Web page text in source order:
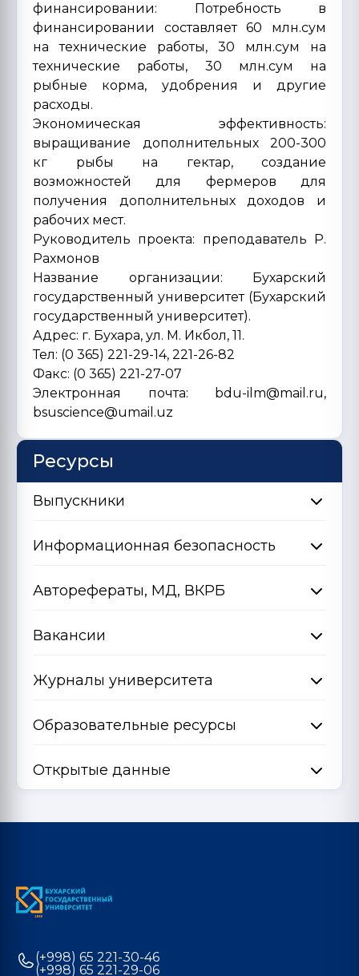
финансировании: Потребность в
финансировании составляет 60 млн.сум
на технические работы, 30 млн.сум на
технические работы, 30 млн.сум на
рыбные корма, удобрения и другие
расходы.
Экономическая эффективность:
выращивание дополнительных 200-300
кг рыбы на гектар, создание
возможностей для фермеров для
получения дополнительных доходов и
рабочих мест.
Руководитель проекта: преподаватель Р.
Рахмонов
Название организации: Бухарский
государственный университет (Бухарский
государственный университет).
Адрес: г. Бухара, ул. М. Икбол, 11.
Тел: (0 365) 221-29-14, 221-26-82
Факс: (0 365) 221-27-07
Электронная почта: bdu-ilm@mail.ru,
bsuscience@umail.uz
Ресурсы
Выпускники
Информационная безопасность
Авторефераты, МД, ВКРБ
Вакансии
Журналы университета
Образовательные ресурсы
Открытые данные
(+998) 65 221-30-46
(+998) 65 221-29-06